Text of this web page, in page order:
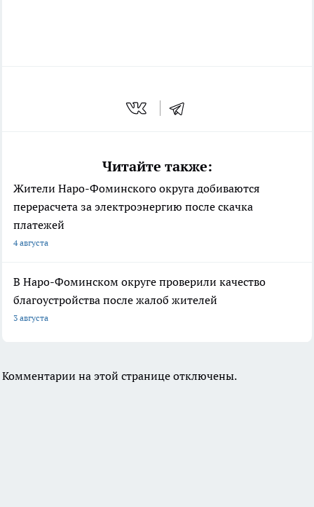
Читайте также:
Жители Наро-Фоминского округа добиваются
перерасчета за электроэнергию после скачка
платежей
4 августа
В Наро-Фоминском округе проверили качество
благоустройства после жалоб жителей
3 августа
Комментарии на этой странице отключены.